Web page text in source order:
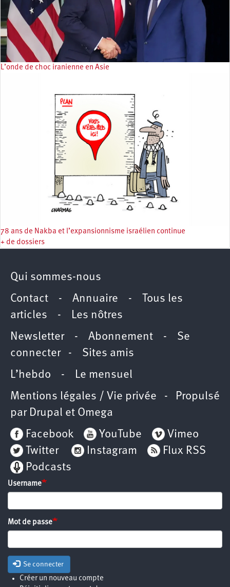
L’onde de choc iranienne en Asie
78 ans de Nakba et l’expansionnisme israélien continue
+ de dossiers
Qui sommes-nous
Contact - Annuaire -
Tous les
articles - Les nôtres
Newsletter- Abonnement - Se
connecter- Sites amis
L’hebdo - Le mensuel
Mentions légales / Vie privée - Propulsé
par Drupal et Omega
Facebook
YouTube
Vimeo
Twitter
Instagram
Flux RSS
Podcasts
Username
Mot de passe
Se connecter
Créer un nouveau compte